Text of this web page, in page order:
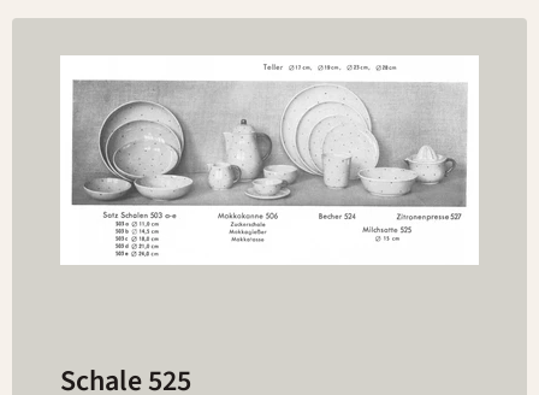
Schale 525